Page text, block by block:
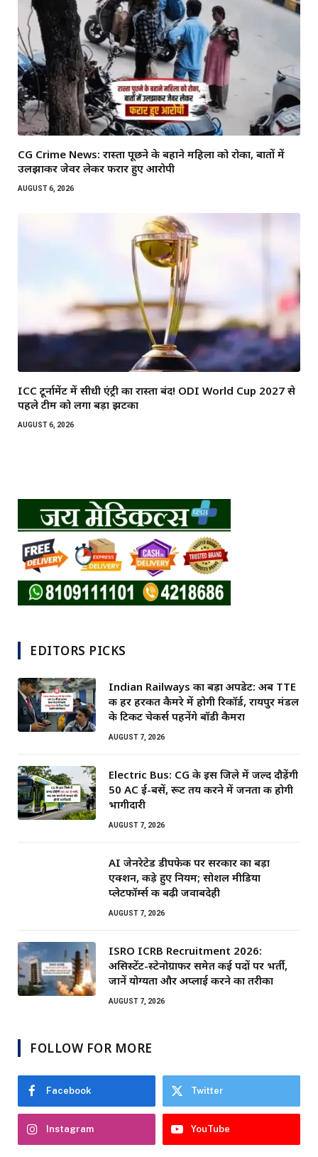
CG Crime News: रास्ता पूछने के बहाने महिला को रोका, बातों में
उलझाकर जेवर लेकर फरार हुए आरोपी
AUGUST 6, 2026
ICC टूर्नामेंट में सीधी एंट्री का रास्ता बंद! ODI World Cup 2027 से
पहले टीम को लगा बड़ा झटका
AUGUST 6, 2026
EDITORS PICKS
Indian Railways का बड़ा अपडेट: अब TTE
की हर हरकत कैमरे में होगी रिकॉर्ड, रायपुर मंडल
के टिकट चेकर्स पहनेंगे बॉडी कैमरा
AUGUST 7, 2026
Electric Bus: CG के इस जिले में जल्द दौड़ेंगी
50 AC ई-बसें, रूट तय करने में जनता की होगी
भागीदारी
AUGUST 7, 2026
AI जेनरेटेड डीपफेक पर सरकार का बड़ा
एक्शन, कड़े हुए नियम; सोशल मीडिया
प्लेटफॉर्म्स की बढ़ी जवाबदेही
AUGUST 7, 2026
ISRO ICRB Recruitment 2026:
असिस्टेंट-स्टेनोग्राफर समेत कई पदों पर भर्ती,
जानें योग्यता और अप्लाई करने का तरीका
AUGUST 7, 2026
FOLLOW FOR MORE
Facebook Twitter
Instagram YouTube